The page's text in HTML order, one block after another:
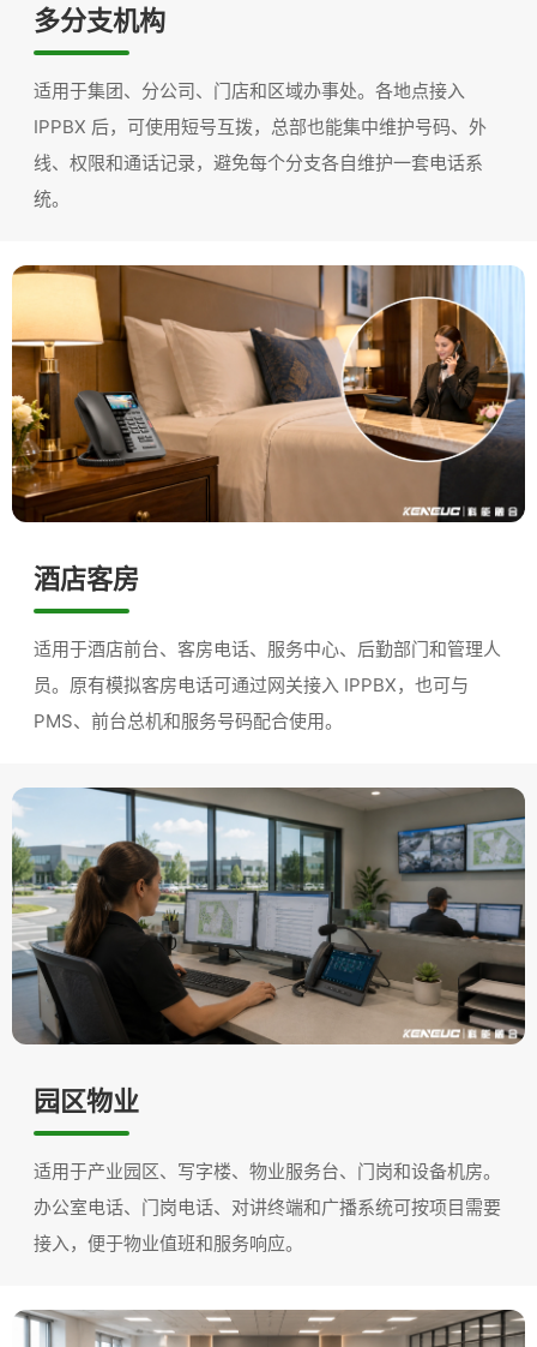
多分支机构
适用于集团、分公司、门店和区域办事处。各地点接入
IPPBX 后，可使用短号互拨，总部也能集中维护号码、外
线、权限和通话记录，避免每个分支各自维护一套电话系
统。
酒店客房
适用于酒店前台、客房电话、服务中心、后勤部门和管理人
员。原有模拟客房电话可通过网关接入 IPPBX，也可与
PMS、前台总机和服务号码配合使用。
园区物业
适用于产业园区、写字楼、物业服务台、门岗和设备机房。
办公室电话、门岗电话、对讲终端和广播系统可按项目需要
接入，便于物业值班和服务响应。